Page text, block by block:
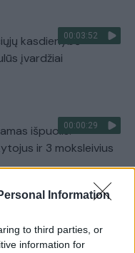
Information
to third parties, or
information for
00:03:52
kasdienybė –
įvardžiai
00:00:29
išpuolis:
ir 3 moksleivius